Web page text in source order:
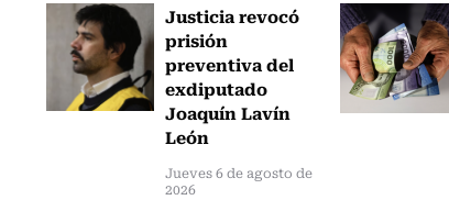
Justicia revocó
prisión
preventiva del
exdiputado
Joaquín Lavín
León
Jueves 6 de agosto de
2026